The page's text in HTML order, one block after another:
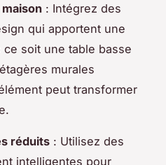
: Intégrez des
qui apportent une
soit une table basse
murales
peut transformer
réduits : Utilisez des
intelligentes pour